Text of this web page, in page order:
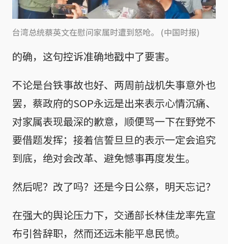
台湾总统蔡英文在慰问家属时遭到怒呛。 (中国时报)
的确，这句控诉准确地戳中了要害。
不论是台铁事故也好、两周前战机失事意外也
罢，蔡政府的SOP永远是出来表示心情沉痛、
对家属表现最深的歉意，顺便骂一下在野党不
要借题发挥；接着信誓旦旦的表示一定会追究
到底，绝对会改革、避免憾事再度发生。
然后呢？改了吗？还是今日公祭，明天忘记？
在强大的舆论压力下，交通部长林佳龙率先宣
布引咎辞职，然而还远未能平息民愤。